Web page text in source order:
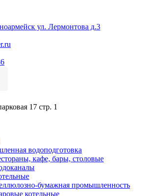
ул. Лермонтова д.3
17 стр. 1
водоподготовка
кафе, бары, столовые
бумажная промышленность
котельные